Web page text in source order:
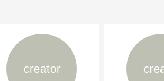
creator